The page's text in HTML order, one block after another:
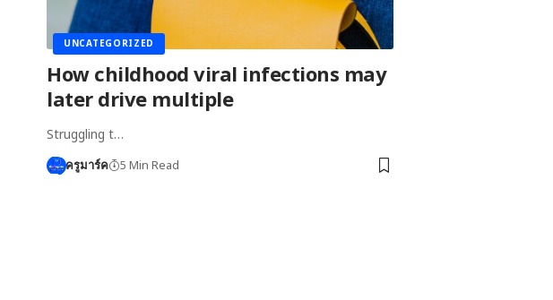
UNCATEGORIZED
How childhood viral infections may
later drive multiple
Struggling t…
ครูมาร์ค 5 Min Read